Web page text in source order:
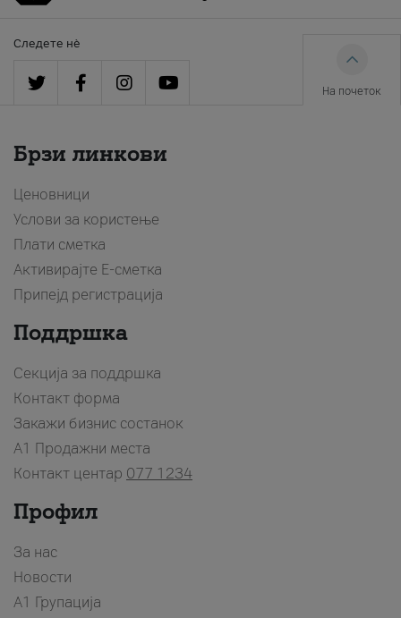
Следете нè
На почеток
Брзи линкови
Ценовници
Услови за користење
Плати сметка
Активирајте Е-сметка
Припејд регистрација
Поддршка
Секција за поддршка
Контакт форма
Закажи бизнис состанок
A1 Продажни места
Контакт центар 077 1234
Профил
За нас
Новости
А1 Групација